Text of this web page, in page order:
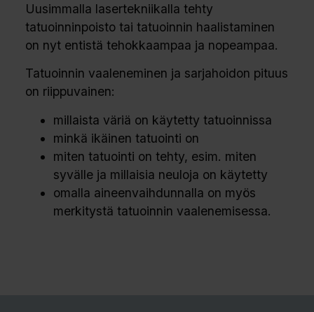
Uusimmalla lasertekniikalla tehty
tatuoinninpoisto tai tatuoinnin haalistaminen
on nyt entistä tehokkaampaa ja nopeampaa.
Tatuoinnin vaaleneminen ja sarjahoidon pituus
on riippuvainen:
millaista väriä on käytetty tatuoinnissa
minkä ikäinen tatuointi on
miten tatuointi on tehty, esim. miten
syvälle ja millaisia neuloja on käytetty
omalla aineenvaihdunnalla on myös
merkitystä tatuoinnin vaalenemisessa.